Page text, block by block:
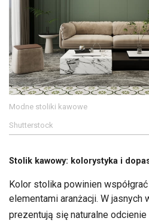
Modne stoliki kawowe
Shutterstock
Stolik kawowy: kolorystyka i
Kolor stolika powinien
elementami aranżacji. W jasnych
prezentują się naturalne